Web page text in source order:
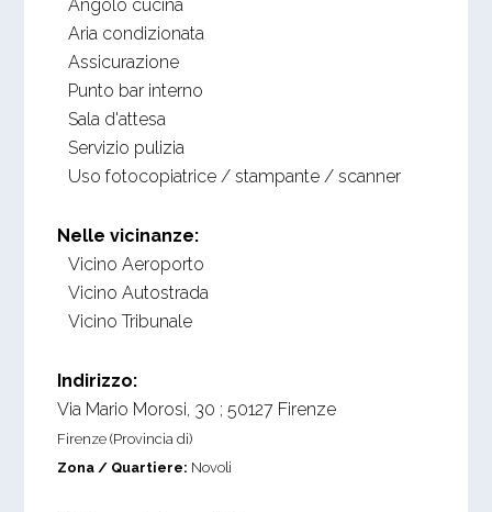
Angolo cucina
Aria condizionata
Assicurazione
Punto bar interno
Sala d'attesa
Servizio pulizia
Uso fotocopiatrice / stampante / scanner
Nelle vicinanze:
Vicino Aeroporto
Vicino Autostrada
Vicino Tribunale
Indirizzo:
Via Mario Morosi, 30 ;50127 Firenze
Firenze (Provincia di)
Zona / Quartiere: Novoli